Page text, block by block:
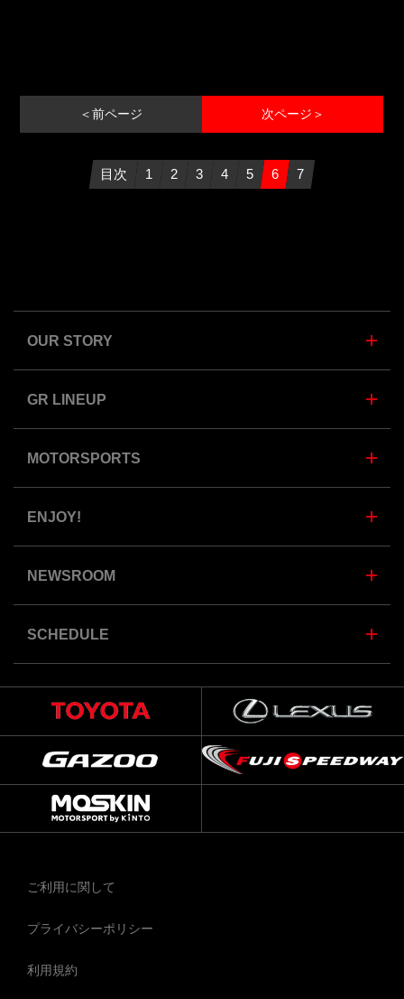
＜前ページ 次ページ＞
目次 1 2 3 4 5 6 7
OUR STORY
GR LINEUP
MOTORSPORTS
ENJOY!
NEWSROOM
SCHEDULE
ご利用に関して
プライバシーポリシー
利用規約